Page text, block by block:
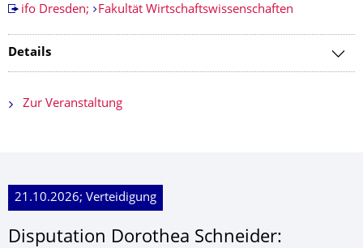
ifo Dresden; Fakultät Wirtschaftswissenschaften
Details
Zur Veranstaltung
21.10.2026; Verteidigung
Disputation Dorothea Schneider: